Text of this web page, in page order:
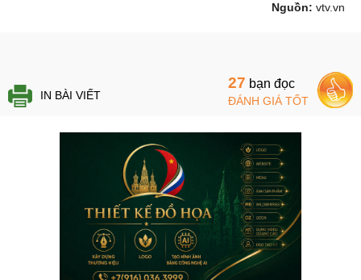
Nguồn: vtv.vn
IN BÀI VIẾT
27 bạn đọc
ĐÁNH GIÁ TỐT